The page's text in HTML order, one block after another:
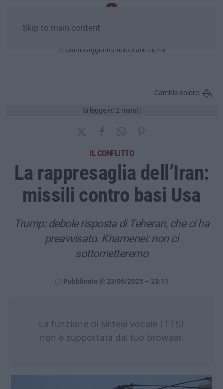
Skip to main content
Ultimo aggiornamento alle 20:49
Si legge in: 2 minuti
Cambia colore:
IL CONFLITTO
La rappresaglia dell’Iran:
missili contro basi Usa
Trump: debole risposta di Teheran, che ci ha
preavvisato. Khamenei: non ci
sottometteremo
Pubblicato il: 23/06/2025 – 23:11
La funzione di sintesi vocale (TTS)
non è supportata dal tuo browser.